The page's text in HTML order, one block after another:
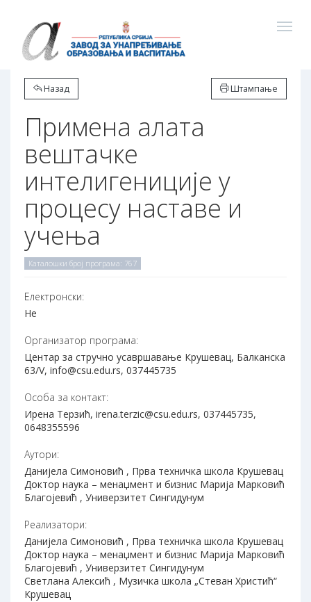
Назад Штампање
Примена алата
вештачке
интелигениције у
процесу наставе и
учења
Каталошки број програма: 767
Електронски:
Не
Организатор програма:
Центар за стручно усавршавање Крушевац, Балканска
63/V, info@csu.edu.rs, 037445735
Особа за контакт:
Ирена Терзић, irena.terzic@csu.edu.rs, 037445735,
0648355596
Аутори:
Данијела Симоновић , Прва техничка школа Крушевац
Доктор наука – менаџмент и бизнис Марија Марковић
Благојевић , Универзитет Сингидунум
Реализатори:
Данијела Симоновић , Прва техничка школа Крушевац
Доктор наука – менаџмент и бизнис Марија Марковић
Благојевић , Универзитет Сингидунум
Светлана Алексић , Музичка школа „Стеван Христић“
Крушевац